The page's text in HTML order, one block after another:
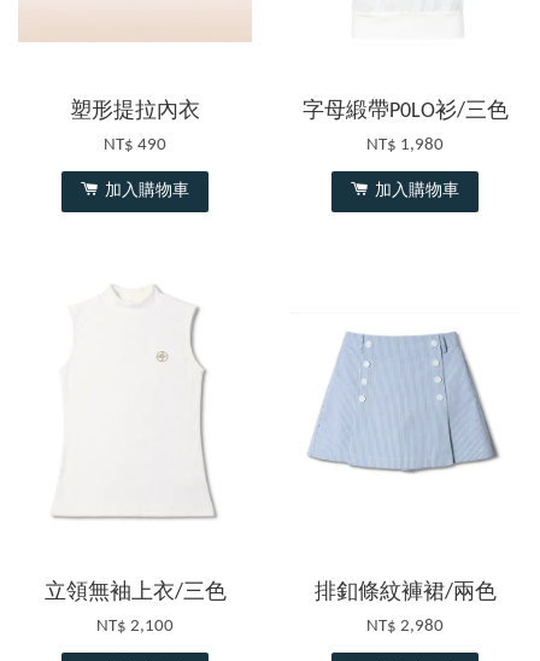
塑形提拉內衣
NT$ 490
加入購物車
字母緞帶P0LO衫/三色
NT$ 1,980
加入購物車
立領無袖上衣/三色
NT$ 2,100
排釦條紋褲裙/兩色
NT$ 2,980